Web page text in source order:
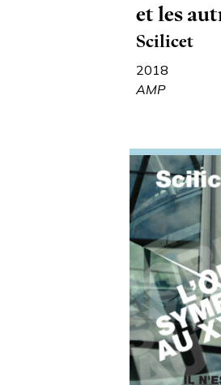
et les
Scilicet
2018
AMP